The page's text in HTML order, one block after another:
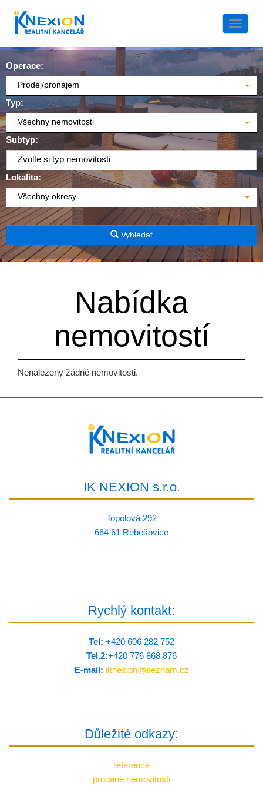
Operace:
Prodej/pronájem
Typ:
Všechny nemovitosti
Subtyp:
Zvolte si typ nemovitosti
Lokalita:
Všechny okresy
Vyhledat
Nabídka
nemovitostí
Nenalezeny žádné nemovitosti.
IK NEXION s.r.o.
Topolová 292
664 61 Rebešovice
Rychlý kontakt:
Tel: +420 606 282 752
Tel.2:+420 776 8­68 876
E-mail: iknexion@seznam.cz
Důležité odkazy:
reference
prodané nemovitosti